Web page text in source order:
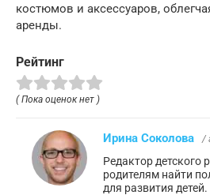
костюмов и аксессуаров,
аренды.
Рейтинг
( Пока оценок нет )
Ирина Соколова /
Редактор детского
родителям найти
для развития детей.